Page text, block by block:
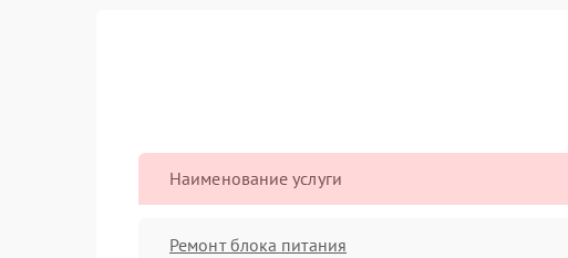
Наименование услуги
Ремонт блока питания